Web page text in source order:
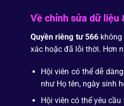
Về chỉnh sửa dữ liệu
Quyền riêng tư 566không
xác hoặc đã lỗi thời. Hơn
Hội viên có thể dễ
như Họ tên, ngày sinh
Hội viên có thể yêu